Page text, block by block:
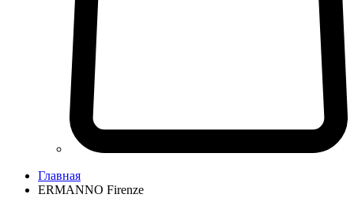
Главная
ERMANNO Firenze